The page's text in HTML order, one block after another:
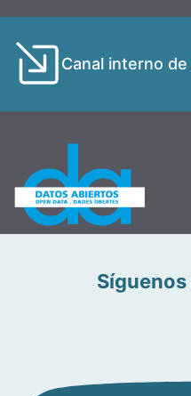
Canal interno